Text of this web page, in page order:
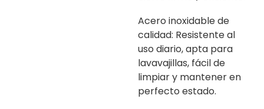
Acero inoxidable de
calidad: Resistente al
uso diario, apta para
lavavajillas, fácil de
limpiar y mantener en
perfecto estado.